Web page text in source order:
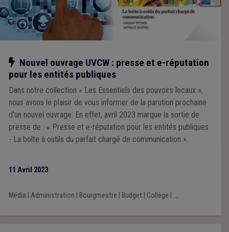
Notre action
Nouvel ouvrage UVCW : presse et e-réputation
pour les entités publiques
Dans notre collection « Les Essentiels des pouvoirs locaux »,
nous avons le plaisir de vous informer de la parution prochaine
d’un nouvel ouvrage. En effet, avril 2023 marque la sortie de
presse de : « Presse et e-réputation pour les entités publiques
- La boîte à outils du parfait chargé de communication ».
11 Avril 2023
Média Administration Bourgmestre Budget| Collège ...